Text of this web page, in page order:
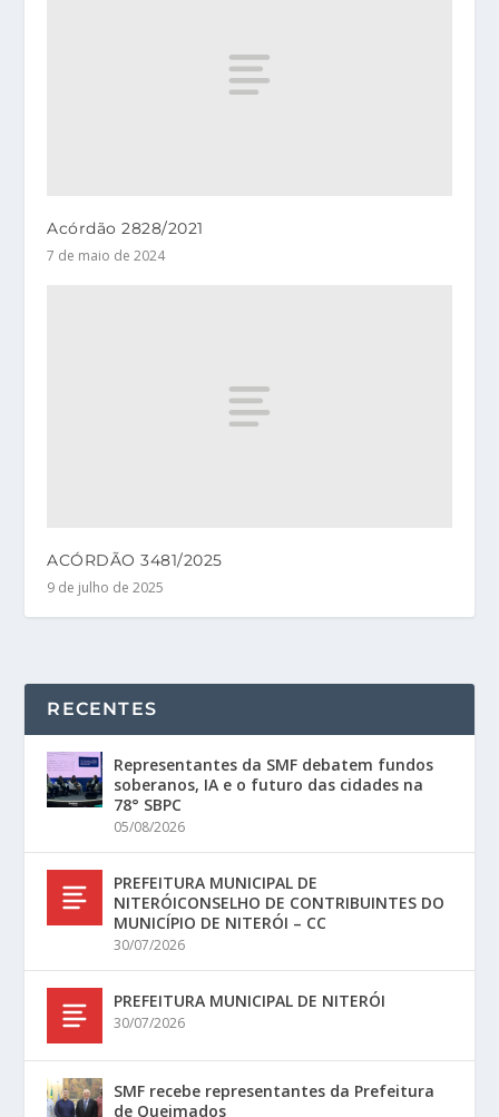
Acórdão 2828/2021
7 de maio de 2024
ACÓRDÃO 3481/2025
9 de julho de 2025
RECENTES
Representantes da SMF debatem fundos
soberanos, IA e o futuro das cidades na
78° SBPC
05/08/2026
PREFEITURA MUNICIPAL DE
NITERÓICONSELHO DE CONTRIBUINTES DO
MUNICÍPIO DE NITERÓI – CC
30/07/2026
PREFEITURA MUNICIPAL DE NITERÓI
30/07/2026
SMF recebe representantes da Prefeitura
de Queimados